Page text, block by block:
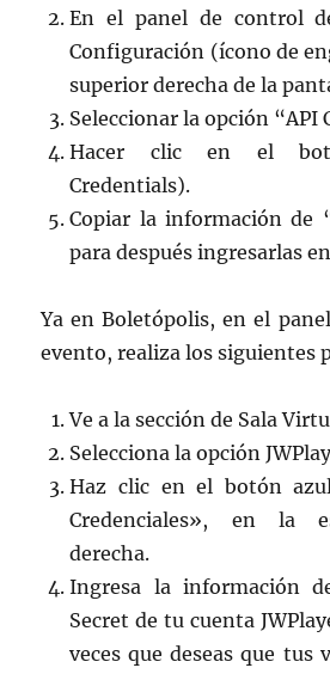
En el panel de control
Configuración (ícono de
superior derecha de la
Seleccionar la opción “API
Hacer clic en el
Credentials).
Copiar la información de
para después ingresarlas
Ya en Boletópolis, en el
evento, realiza los siguientes
Ve a la sección de Sala
Selecciona la opción
Haz clic en el botón
Credenciales», en la
derecha.
Ingresa la información
Secret de tu cuenta
veces que deseas que tus